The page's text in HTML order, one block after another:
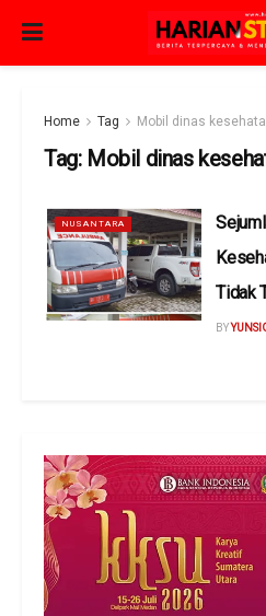
Home Tag Mobil dinas
Tag: Mobil dinas
NUSANTARA
Tidak
BY